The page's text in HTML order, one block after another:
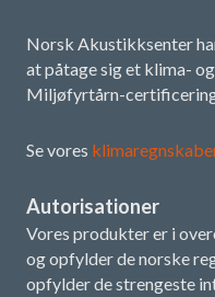
Norsk Akustikksenter
at påtage sig et klima-
Miljøfyrtårn-
Se vores
Autorisationer
Vores produkter er i
og opfylder de norske
opfylder de strengeste